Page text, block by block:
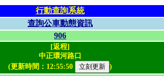
行動查詢系統
查詢公車動態資訊
906
[返程]
中正環河路口
(更新時間： 12:55:50 )